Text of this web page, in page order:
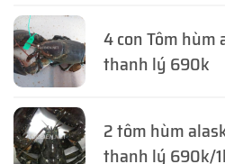
4 con Tôm
thanh lý 690k
2 tôm hùm
thanh lý 690k/